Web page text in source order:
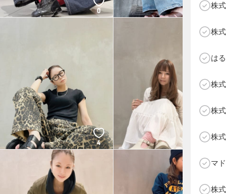
株
株
は
株
株
株
マ
株
0 3
4 3